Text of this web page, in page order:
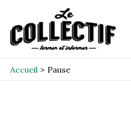
contenu
Accueil Pause